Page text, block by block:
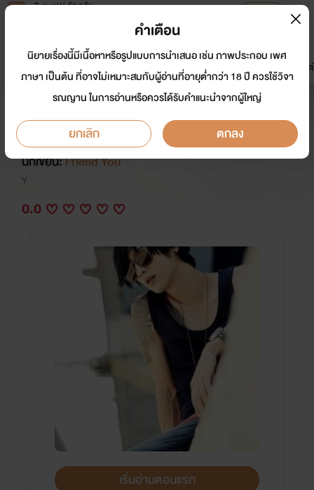
Tunwalai ธัญวลัย
หน้าแรก นิยาย อีบุ๊ก การ์ตูน
มาใหม่
ดรีมแชท ธัญลิสต์
Love you My Friend เพื่อนร้าย
เพื่อน(สุดที่)รัก
นักเขียน:Friend You
Y
0.0
เริ่มอ่านตอนแรก
คำเตือน
นิยายเรื่องนี้มีเนื้อหาหรือรูปแบบการนำเสนอ เช่น ภาพประกอบ เพศ
ภาษา เป็นต้น ที่อาจไม่เหมาะสมกับผู้อ่านที่อายุต่ำกว่า 18 ปี ควรใช้วิจา
รณญาน ในการอ่านหรือควรได้รับคำแนะนำจากผู้ใหญ่
ยกเลิก ตกลง